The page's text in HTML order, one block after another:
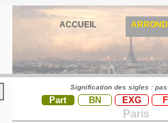
ACCUEIL
Signification des sigles :
Part BN EXG
Paris